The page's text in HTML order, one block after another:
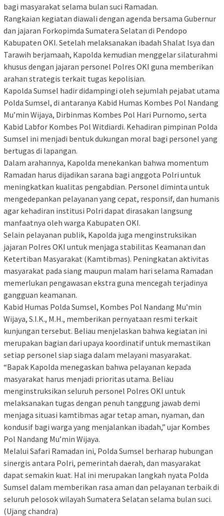
bagi masyarakat selama bulan suci Ramadan.
Rangkaian kegiatan diawali dengan agenda bersama Gubernur
dan jajaran Forkopimda Sumatera Selatan di Pendopo
Kabupaten OKI. Setelah melaksanakan ibadah Shalat Isya dan
Tarawih berjamaah, Kapolda kemudian menggelar silaturahmi
khusus dengan jajaran personel Polres OKI guna memberikan
arahan strategis terkait tugas kepolisian.
Kapolda Sumsel hadir didampingi oleh sejumlah pejabat utama
Polda Sumsel, di antaranya Kabid Humas Kombes Pol Nandang
Mu’min Wijaya, Dirbinmas Kombes Pol Hari Purnomo, serta
Kabid Labfor Kombes Pol Witdiardi. Kehadiran pimpinan Polda
Sumsel ini menjadi bentuk dukungan moral bagi personel yang
bertugas di lapangan.
Dalam arahannya, Kapolda menekankan bahwa momentum
Ramadan harus dijadikan sarana bagi anggota Polri untuk
meningkatkan kualitas pengabdian. Personel diminta untuk
mengedepankan pelayanan yang cepat, responsif, dan humanis
agar kehadiran institusi Polri dapat dirasakan langsung
manfaatnya oleh warga Kabupaten OKI.
Selain pelayanan publik, Kapolda juga menginstruksikan
jajaran Polres OKI untuk menjaga stabilitas Keamanan dan
Ketertiban Masyarakat (Kamtibmas). Peningkatan aktivitas
masyarakat pada siang maupun malam hari selama Ramadan
memerlukan pengawasan ekstra guna mencegah terjadinya
gangguan keamanan.
Kabid Humas Polda Sumsel, Kombes Pol Nandang Mu’min
Wijaya, S.I.K., M.H., memberikan pernyataan resmi terkait
kunjungan tersebut. Beliau menjelaskan bahwa kegiatan ini
merupakan bagian dari upaya koordinatif untuk memastikan
setiap personel siap siaga dalam melayani masyarakat.
“Bapak Kapolda menegaskan bahwa pelayanan kepada
masyarakat harus menjadi prioritas utama. Beliau
menginstruksikan seluruh personel Polres OKI untuk
melaksanakan tugas dengan penuh tanggung jawab demi
menjaga situasi kamtibmas agar tetap aman, nyaman, dan
kondusif bagi warga yang menjalankan ibadah,” ujar Kombes
Pol Nandang Mu’min Wijaya.
Melalui Safari Ramadan ini, Polda Sumsel berharap hubungan
sinergis antara Polri, pemerintah daerah, dan masyarakat
dapat semakin kuat. Hal ini merupakan langkah nyata Polda
Sumsel dalam memberikan rasa aman dan pelayanan terbaik di
seluruh pelosok wilayah Sumatera Selatan selama bulan suci.
(Ujang chandra)